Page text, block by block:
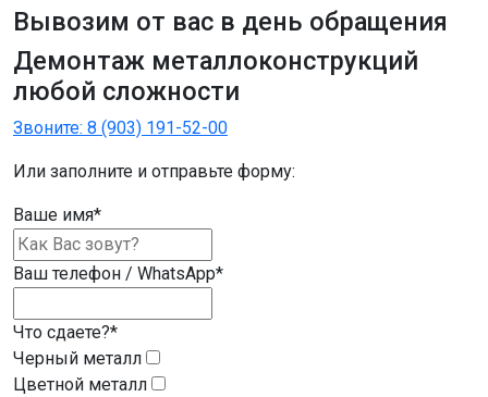
Вывозим от вас в день обращения
Демонтаж металлоконструкций
любой сложности
Звоните: 8 (903) 191-52-00
Или заполните и отправьте форму:
Ваше имя*
Ваш телефон / WhatsApp*
Что сдаете?*
Черный металл
Цветной металл